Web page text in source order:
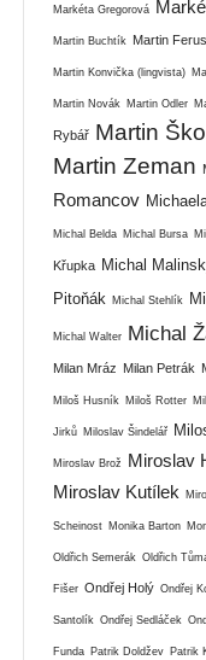
Markéta Gregorová
Martin Buchtík Martin Ferus
Martin Konvička (lingvista)
Martin Novák Martin Odler
Rybář Martin
Martin Zeman
Romancov
Michal Belda Michal Bursa
Křupka Michal
Pitoňák Michal Stehlík
Michal Walter Michal
Milan Mráz Milan Petrák
Miloš Husník Miloš Rotter
Jirků Miloslav Šindelář
Miroslav Brož Miroslav
Miroslav Kutílek
Scheinost Monika Barton
Oldřich Semerák Oldřich
Fišer Ondřej Holý Ondřej
Santolík Ondřej Sedláček
Funda Patrik Doldžev Patrik